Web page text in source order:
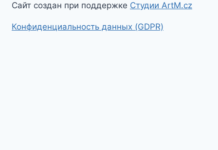
Сайт создан при поддержке Студии ArtM.cz
Конфиденциальность данных (GDPR)